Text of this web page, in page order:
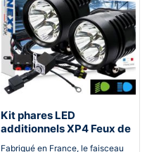
Kit phares LED
additionnels XP4 Feux de
croisement et Feux de
Fabriqué en France, le faisceau